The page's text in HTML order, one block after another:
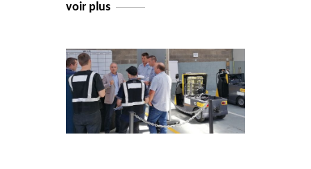
voir plus